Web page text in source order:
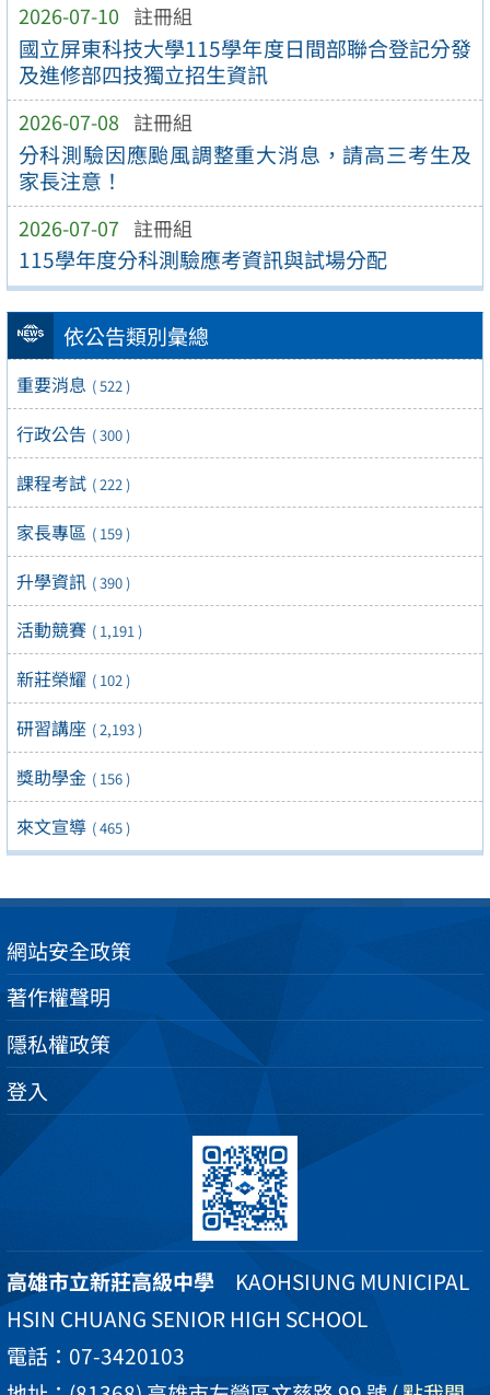
2026-07-10 註冊組
國立屏東科技大學115學年度日間部聯合登記分發
及進修部四技獨立招生資訊
2026-07-08 註冊組
分科測驗因應颱風調整重大消息，請高三考生及
家長注意！
2026-07-07 註冊組
115學年度分科測驗應考資訊與試場分配
依公告類別彙總
重要消息 ( 522 )
行政公告 ( 300 )
課程考試 ( 222 )
家長專區 ( 159 )
升學資訊 ( 390 )
活動競賽 ( 1,191 )
新莊榮耀 ( 102 )
研習講座 ( 2,193 )
獎助學金 ( 156 )
來文宣導 ( 465 )
網站安全政策
著作權聲明
隱私權政策
登入
高雄市立新莊高級中學 KAOHSIUNG MUNICIPAL
HSIN CHUANG SENIOR HIGH SCHOOL
電話：07-3420103